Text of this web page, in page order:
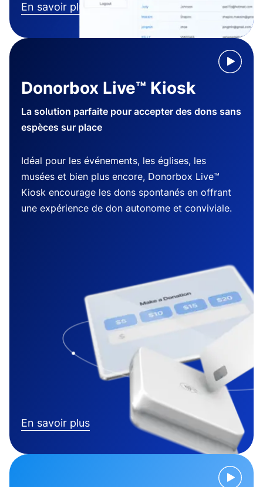
En savoir plus
Donorbox Live™ Kiosk
La solution parfaite pour accepter des dons sans
espèces sur place
Idéal pour les événements, les églises, les
musées et bien plus encore, Donorbox Live™
Kiosk encourage les dons spontanés en offrant
une expérience de don autonome et conviviale.
En savoir plus